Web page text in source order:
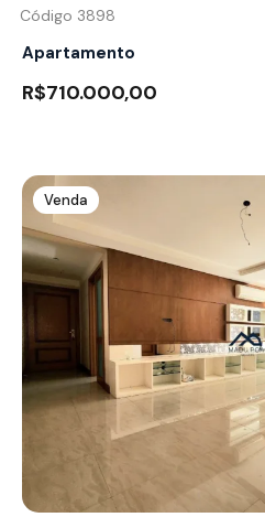
Código 3898
Apartamento
R$710.000,00
Venda